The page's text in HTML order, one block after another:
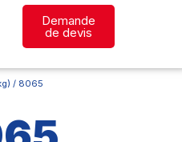
Demande
de devis
/ 8065